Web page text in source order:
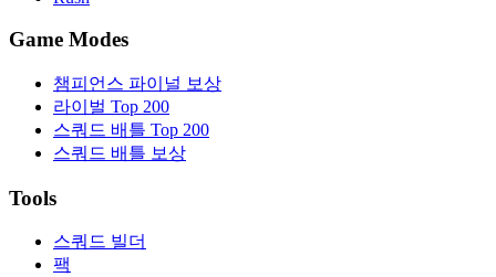
Game Modes
챔피언스 파이널 보상
라이벌 Top 200
스쿼드 배틀 Top 200
스쿼드 배틀 보상
Tools
스쿼드 빌더
팩